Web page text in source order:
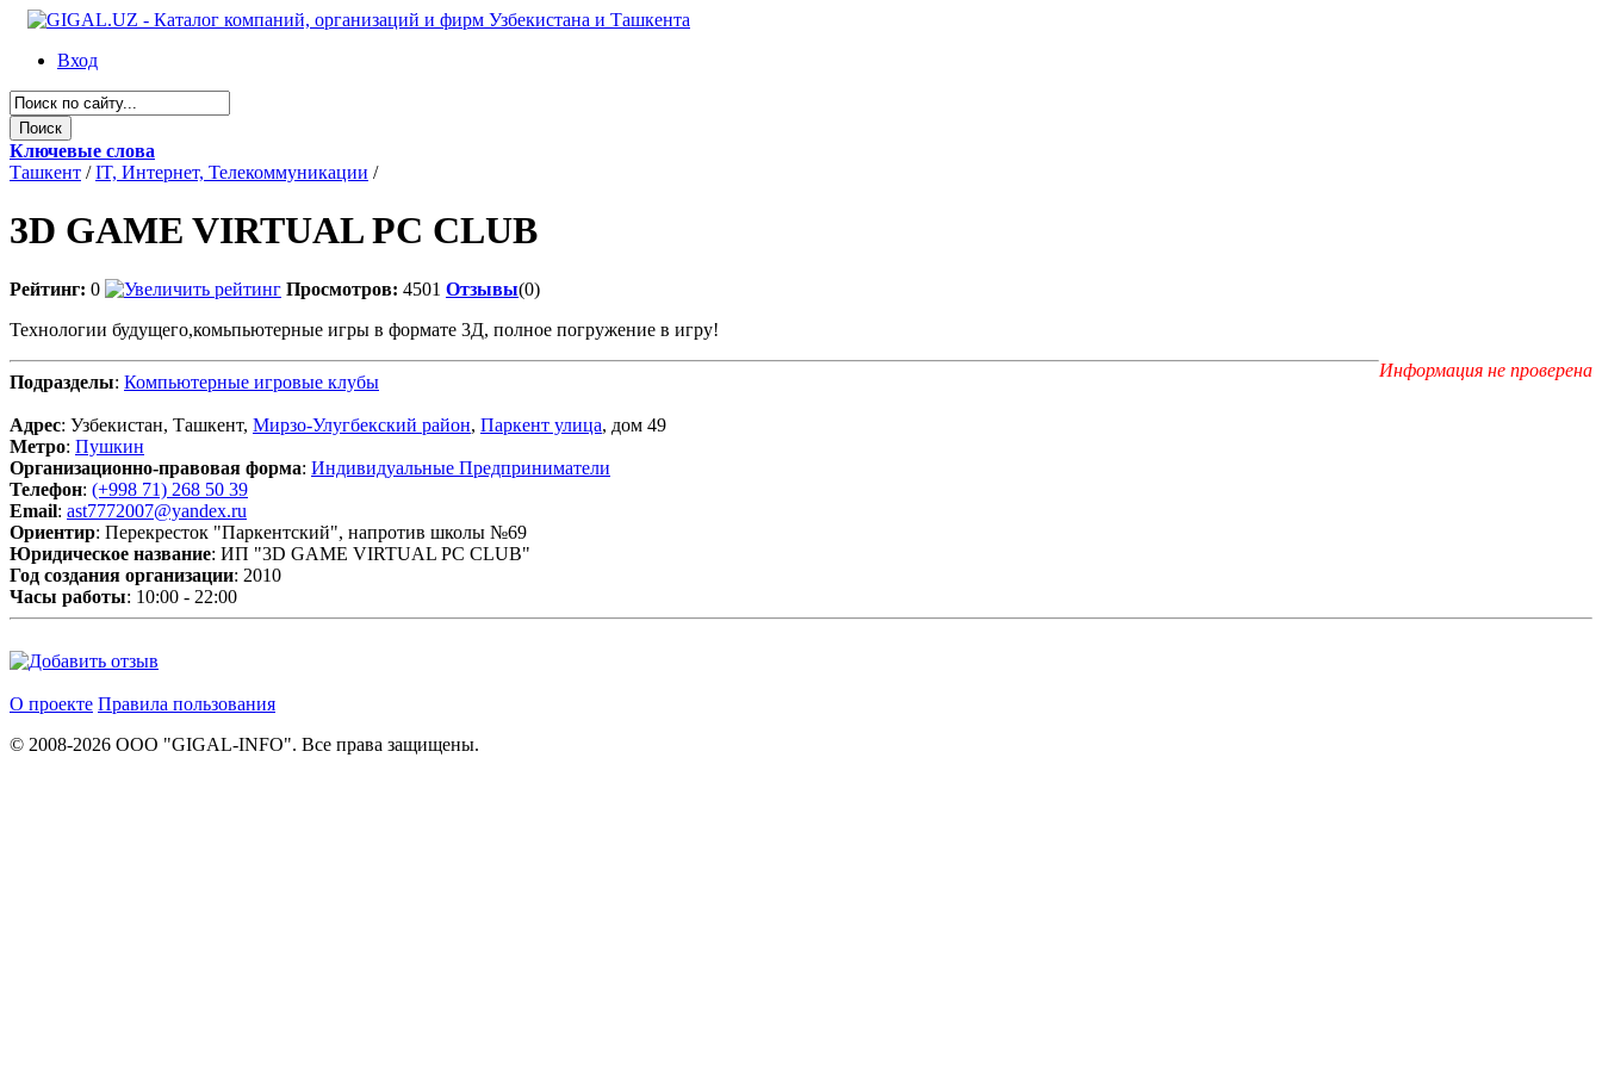
Вход
Ключевые слова
Ташкент / IT, Интернет, Телекоммуникации /
3D GAME VIRTUAL PC CLUB
Рейтинг: 0 Просмотров: 4501 Отзывы(0)
Технологии будущего,комьпьютерные игры в формате 3Д, полное погружение в игру!
Информация не проверена
Подразделы: Компьютерные игровые клубы
Адрес: Узбекистан, Ташкент, Мирзо-Улугбекский район, Паркент улица, дом 49
Метро: Пушкин
Организационно-правовая форма: Индивидуальные Предприниматели
Телефон: (+998 71) 268 50 39
Email: ast7772007@yandex.ru
Ориентир: Перекресток "Паркентский", напротив школы №69
Юридическое название: ИП "3D GAME VIRTUAL PC CLUB"
Год создания организации: 2010
Часы работы: 10:00 - 22:00
О проекте Правила пользования
© 2008-2026 ООО "GIGAL-INFO". Все права защищены.